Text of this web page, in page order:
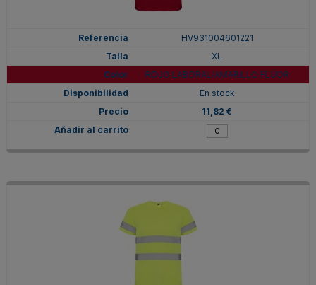
HV931004601221
XL
ROJO LABORAL/AMARILLO FLÚOR
En stock
11,82 €